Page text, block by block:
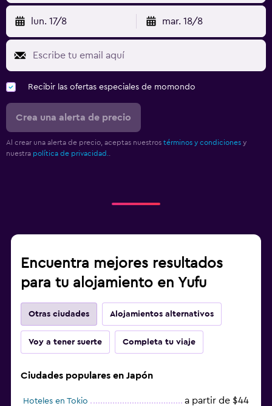
lun. 17/8 mar. 18/8
Recibir las ofertas especiales de momondo
Crea una alerta de precio
Al crear una alerta de precio, aceptas nuestros términos y condiciones y
nuestra política de privacidad.
Encuentra mejores resultados
para tu alojamiento en Yufu
Otras ciudades Alojamientos alternativos
Voy a tener suerte Completa tu viaje
Ciudades populares en Japón
Hoteles en Tokio a partir de $44